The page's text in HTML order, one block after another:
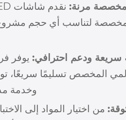
مرنة:
لتناسب أي حجم
سريعة ودعم احترافي:يوفر
المخصص تسليمًا سريعًا،
وخدمة
من اختيار المواد إلى